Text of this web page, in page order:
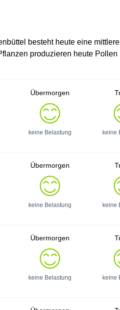
besteht heute eine
produzieren heute Pollen
Übermorgen
keine Belastung keine
Übermorgen
keine Belastung keine
Übermorgen
keine Belastung keine